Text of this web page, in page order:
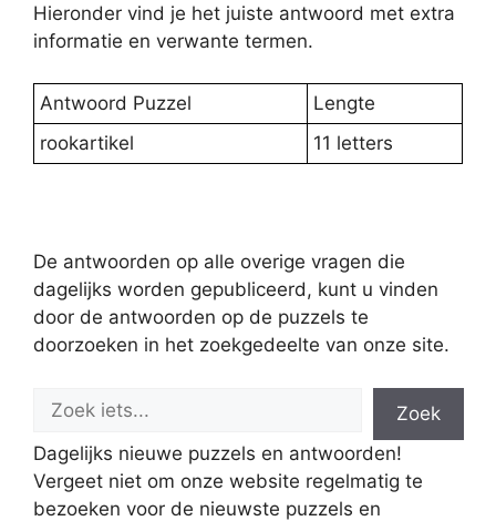
Hieronder vind je het juiste antwoord met extra
informatie en verwante termen.
Antwoord Puzzel
Lengte
rookartikel
11 letters
De antwoorden op alle overige vragen die
dagelijks worden gepubliceerd, kunt u vinden
door de antwoorden op de puzzels te
doorzoeken in het zoekgedeelte van onze site.
Zoek
Dagelijks nieuwe puzzels en antwoorden!
Vergeet niet om onze website regelmatig te
bezoeken voor de nieuwste puzzels en